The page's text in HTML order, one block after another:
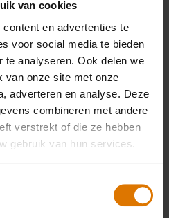
van cookies
en advertenties te
voor social media te bieden
te analyseren. Ook delen we
van onze site met onze
adverteren en analyse. Deze
combineren met andere
verstrekt of die ze hebben
gebruik van hun services.
je nodig?
WEBER